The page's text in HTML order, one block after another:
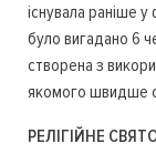
існувала раніше
було вигадано 6
створена з
якомого швидше
РЕЛІГІЙНЕ